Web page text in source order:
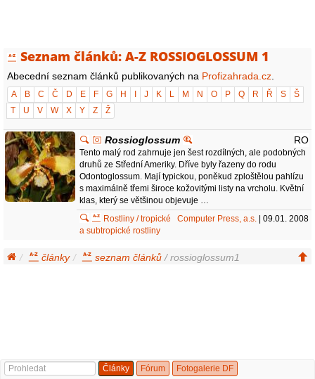
Seznam článků: A-Z ROSSIOGLOSSUM 1
Abecední seznam článků publikovaných na Profizahrada.cz
A B C Č D E F G H J K L M N O P Q R Ř S
Š
T
U V W X Y Z Ž
Rossioglossum RO
Tento malý rod zahrnuje jen šest rozdílných, ale podobných
druhů ze Střední Ameriky. Dříve byly řazeny do rodu
Odontoglossum. Mají typickou, poněkud zploštělou pahlízu
s maximálně třemi široce kožovitými listy na vrcholu. Květní
klas, který se většinou objevuje …
Computer Press, a.s. | 09.01. 2008
Rostliny / tropické
a subtropické rostliny
články seznam článků / rossioglossum1
Články Fórum Fotogalerie DF